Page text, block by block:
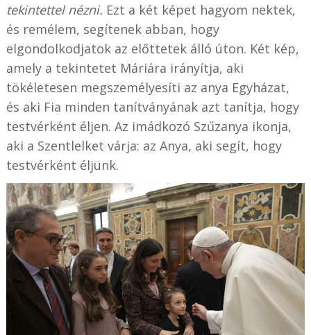
tekintettel nézni. Ezt a két képet hagyom nektek,
és remélem, segítenek abban, hogy
elgondolkodjatok az előttetek álló úton. Két kép,
amely a tekintetet Máriára irányítja, aki
tökéletesen megszemélyesíti az anya Egyházat,
és aki Fia minden tanítványának azt tanítja, hogy
testvérként éljen. Az imádkozó Szűzanya ikonja,
aki a Szentlelket várja: az Anya, aki segít, hogy
testvérként éljünk.